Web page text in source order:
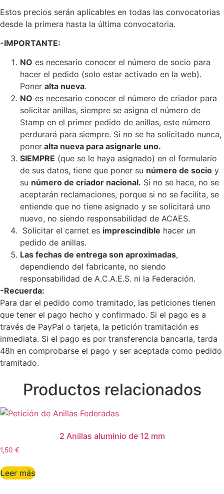
Estos precios serán aplicables en todas las convocatorias
desde la primera hasta la última convocatoria.
-IMPORTANTE:
NO es necesario conocer el número de socio para
hacer el pedido (solo estar activado en la web).
Poner alta nueva.
NO es necesario conocer el número de criador para
solicitar anillas, siempre se asigna el número de
Stamp en el primer pedido de anillas, este número
perdurará para siempre. Si no se ha solicitado nunca,
poner alta nueva para asignarle uno.
SIEMPRE (que se le haya asignado) en el formulario
de sus datos, tiene que poner su número de socio y
su número de criador nacional. Si no se hace, no se
aceptarán reclamaciones, porque si no se facilita, se
entiende que no tiene asignado y se solicitará uno
nuevo, no siendo responsabilidad de ACAES.
Solicitar el carnet es imprescindible hacer un
pedido de anillas.
Las fechas de entrega son aproximadas,
dependiendo del fabricante, no siendo
responsabilidad de A.C.A.E.S. ni la Federación.
-Recuerda:
Para dar el pedido como tramitado, las peticiones tienen
que tener el pago hecho y confirmado. Si el pago es a
través de PayPal o tarjeta, la petición tramitación es
inmediata. Si el pago es por transferencia bancaria, tarda
48h en comprobarse el pago y ser aceptada como pedido
tramitado.
Productos relacionados
2 Anillas aluminio de 12 mm
1,50 €
Leer más